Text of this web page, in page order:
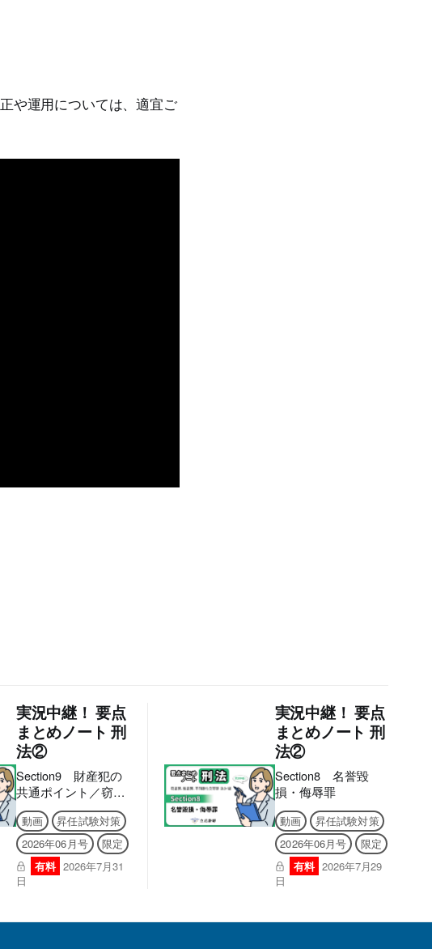
や運用については、適宜ご
実況中継！ 要点
まとめノート 刑
法②
Section9 財産犯の
共通ポイント／窃盗
罪
動画
昇任試験対策
2026年06月号
限定
有料 2026年7月31
日
実況中継！ 要点
まとめノート 刑
法②
Section8 名誉毀
損・侮辱罪
動画
昇任試験対策
2026年06月号
限定
有料 2026年7月29
日